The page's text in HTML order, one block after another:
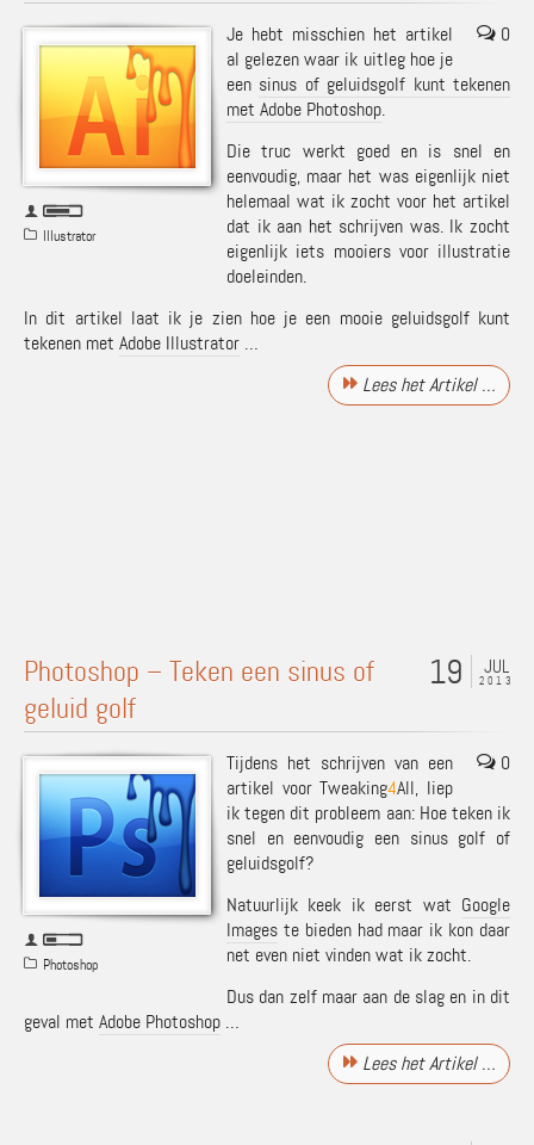
Illustrator
0
Je hebt misschien het artikel
al gelezen waar ik uitleg hoe je
een sinus of geluidsgolf kunt tekenen
met Adobe Photoshop.
Die truc werkt goed en is snel en
eenvoudig, maar het was eigenlijk niet
helemaal wat ik zocht voor het artikel
dat ik aan het schrijven was. Ik zocht
eigenlijk iets mooiers voor illustratie
doeleinden.
In dit artikel laat ik je zien hoe je een mooie geluidsgolf kunt
tekenen met Adobe Illustrator …
Lees het Artikel …
JUL
2013
19
Photoshop – Teken een sinus of
geluid golf
Photoshop
0
Tijdens het schrijven van een
artikel voor Tweaking4All, liep
ik tegen dit probleem aan: Hoe teken ik
snel en eenvoudig een sinus golf of
geluidsgolf?
Natuurlijk keek ik eerst wat Google
Images te bieden had maar ik kon daar
net even niet vinden wat ik zocht.
Dus dan zelf maar aan de slag en in dit
geval met Adobe Photoshop …
Lees het Artikel …